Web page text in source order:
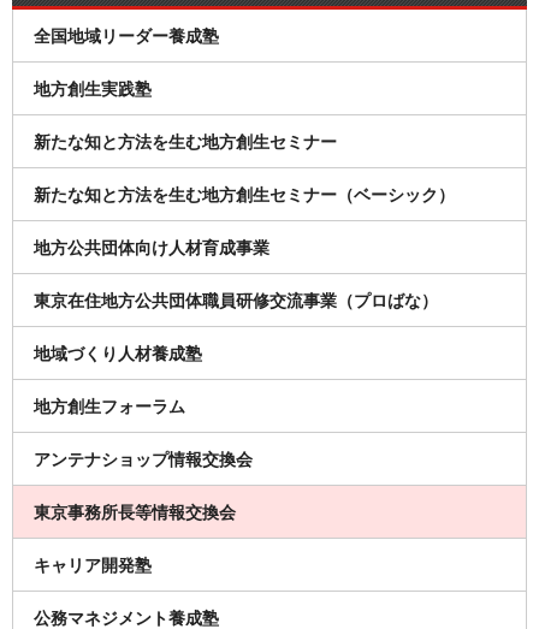
全国地域リーダー養成塾
地方創生実践塾
新たな知と方法を生む地方創生セミナー
新たな知と方法を生む地方創生セミナー（ベーシック）
地方公共団体向け人材育成事業
東京在住地方公共団体職員研修交流事業（プロばな）
地域づくり人材養成塾
地方創生フォーラム
アンテナショップ情報交換会
東京事務所長等情報交換会
キャリア開発塾
公務マネジメント養成塾